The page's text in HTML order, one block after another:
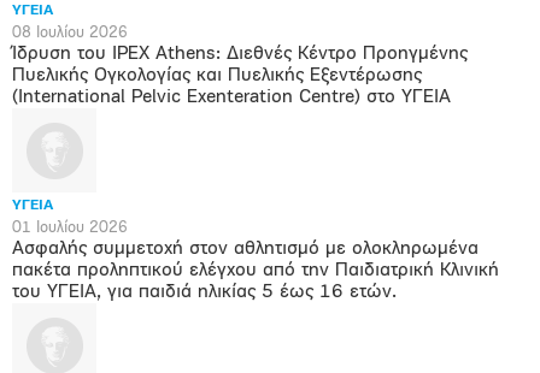
ΥΓΕΙΑ
08 Ιουλίου 2026
Ίδρυση του IPEX Athens: Διεθνές Κέντρο Προηγμένης
Πυελικής Ογκολογίας και Πυελικής Εξεντέρωσης
(International Pelvic Exenteration Centre) στο ΥΓΕΙΑ
ΥΓΕΙΑ
01 Ιουλίου 2026
Ασφαλής συμμετοχή στον αθλητισμό με ολοκληρωμένα
πακέτα προληπτικού ελέγχου από την Παιδιατρική Κλινική
του ΥΓΕΙΑ, για παιδιά ηλικίας 5 έως 16 ετών.